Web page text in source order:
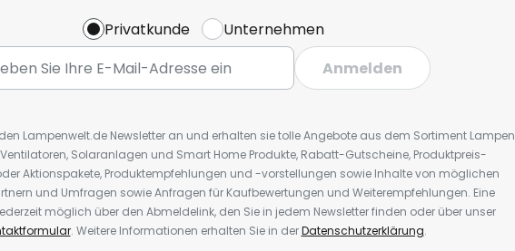
Privatkunde
Unternehmen
Anmelden
Lampenwelt.de Newsletter an und erhalten sie tolle Angebote aus dem Sortiment Lampen
Solaranlagen und Smart Home Produkte, Rabatt-Gutscheine, Produktpreis-
Aktionspakete, Produktempfehlungen und -vorstellungen sowie Inhalte von möglichen
und Umfragen sowie Anfragen für Kaufbewertungen und Weiterempfehlungen. Eine
möglich über den Abmeldelink, den Sie in jedem Newsletter finden oder über unser
. Weitere Informationen erhalten Sie in derDatenschutzerklärung.